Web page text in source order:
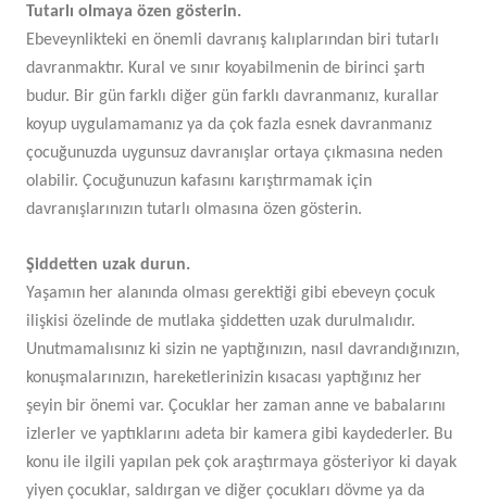
Tutarlı olmaya özen gösterin.
Ebeveynlikteki en önemli davranış kalıplarından biri tutarlı
davranmaktır. Kural ve sınır koyabilmenin de birinci şartı
budur. Bir gün farklı diğer gün farklı davranmanız, kurallar
koyup uygulamamanız ya da çok fazla esnek davranmanız
çocuğunuzda uygunsuz davranışlar ortaya çıkmasına neden
olabilir. Çocuğunuzun kafasını karıştırmamak için
davranışlarınızın tutarlı olmasına özen gösterin.
Şiddetten uzak durun.
Yaşamın her alanında olması gerektiği gibi ebeveyn çocuk
ilişkisi özelinde de mutlaka şiddetten uzak durulmalıdır.
Unutmamalısınız ki sizin ne yaptığınızın, nasıl davrandığınızın,
konuşmalarınızın, hareketlerinizin kısacası yaptığınız her
şeyin bir önemi var. Çocuklar her zaman anne ve babalarını
izlerler ve yaptıklarını adeta bir kamera gibi kaydederler. Bu
konu ile ilgili yapılan pek çok araştırmaya gösteriyor ki dayak
yiyen çocuklar, saldırgan ve diğer çocukları dövme ya da